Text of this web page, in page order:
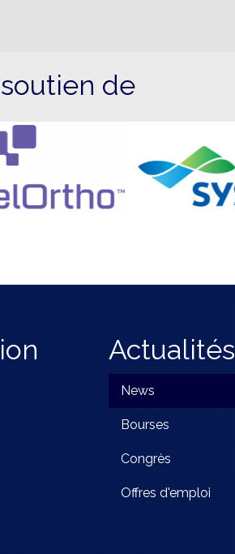
de
Actualités
News
Bourses
Congrès
Offres d'emploi